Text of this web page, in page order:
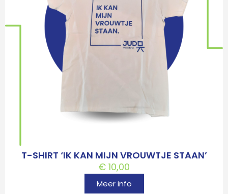
T-SHIRT ‘IK KAN MIJN VROUWTJE STAAN’
€ 10,00
Meer info